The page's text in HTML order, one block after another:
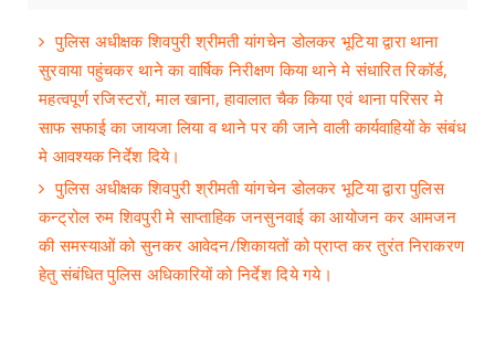
पुलिस अधीक्षक शिवपुरी श्रीमती यांगचेन डोलकर भूटिया द्वारा थाना
सुरवाया पहुंचकर थाने का वार्षिक निरीक्षण किया थाने मे संधारित रिकॉर्ड,
महत्वपूर्ण रजिस्टरों, माल खाना, हावालात चैक किया एवं थाना परिसर मे
साफ सफाई का जायजा लिया व थाने पर की जाने वाली कार्यवाहियों के संबंध
मे आवश्यक निर्देश दिये।
पुलिस अधीक्षक शिवपुरी श्रीमती यांगचेन डोलकर भूटिया द्वारा पुलिस
कन्ट्रोल रुम शिवपुरी मे साप्ताहिक जनसुनवाई का आयोजन कर आमजन
की समस्याओं को सुनकर आवेदन/शिकायतों को प्राप्त कर तुरंत निराकरण
हेतु संबंधित पुलिस अधिकारियों को निर्देश दिये गये।